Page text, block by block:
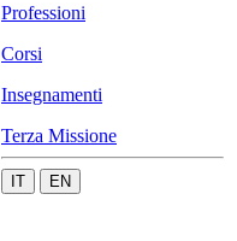
Professioni
Corsi
Insegnamenti
Terza Missione
IT EN